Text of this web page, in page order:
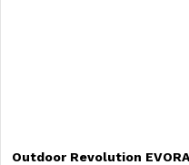
Outdoor Revolution EVORA